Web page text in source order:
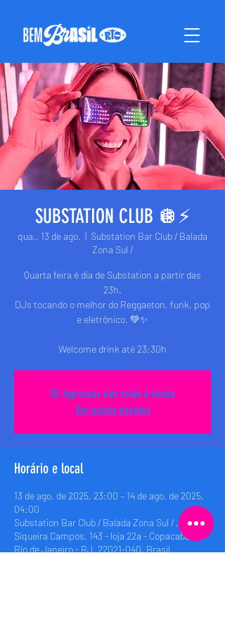
SUBSTATION CLUB 🪩⚡️
qua., 13 de ago.
  |
Substation Bar Club / Balada
Zona Sul /
Quarta feira é dia de Substation a partir das
23h.
DJs tocando o melhor do Reggaeton, funk, pop
e eletrônico. 💚✨
Welcome drink até 23:30h
Os ingressos não estão à venda
Ver outros eventos
Horário e local
13 de ago. de 2025, 23:00 – 14 de ago. de 2025,
04:00
Substation Bar Club / Balada Zona Sul / , Rua
Siqueira Campos, 143 - loja 22a - Copacabana,
Rio de Janeiro - RJ, 22021-040, Brasil